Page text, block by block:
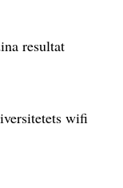
resultat
wifi